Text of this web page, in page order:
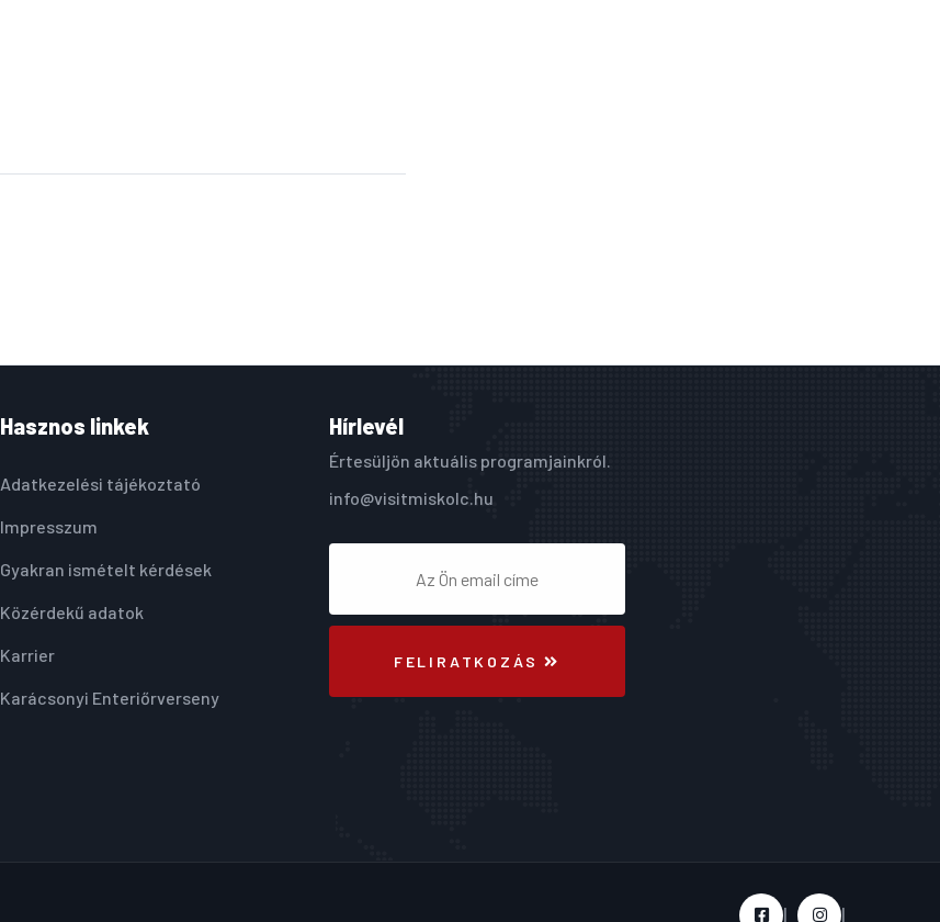
Hasznos linkek
Adatkezelési tájékoztató
Impresszum
Gyakran ismételt kérdések
Közérdekű adatok
Karrier
Karácsonyi Enteriőrverseny
Hírlevél
Értesüljön aktuális programjainkról.
info@visitmiskolc.hu
FELIRATKOZÁS
| |